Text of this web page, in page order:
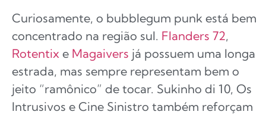
Curiosamente, o bubblegum punk está bem
concentrado na região sul. Flanders 72,
Rotentix e Magaivers já possuem uma longa
estrada, mas sempre representam bem o
jeito “ramônico” de tocar. Sukinho di 10, Os
Intrusivos e Cine Sinistro também reforçam